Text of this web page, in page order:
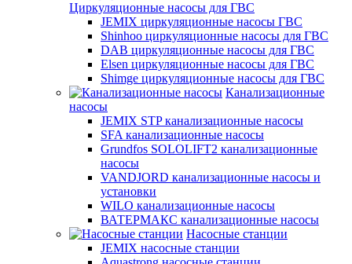
Циркуляционные насосы для ГВС
JEMIX циркуляционные насосы ГВС
Shinhoo циркуляционные насосы для ГВС
DAB циркуляционные насосы для ГВС
Elsen циркуляционные насосы для ГВС
Shimge циркуляционные насосы для ГВС
Канализационные
насосы
JEMIX STP канализационные насосы
SFA канализационные насосы
Grundfos SOLOLIFT2 канализационные
насосы
VANDJORD канализационные насосы и
установки
WILO канализационные насосы
ВАТЕРМАКС канализационные насосы
Насосные станции
JEMIX насосные станции